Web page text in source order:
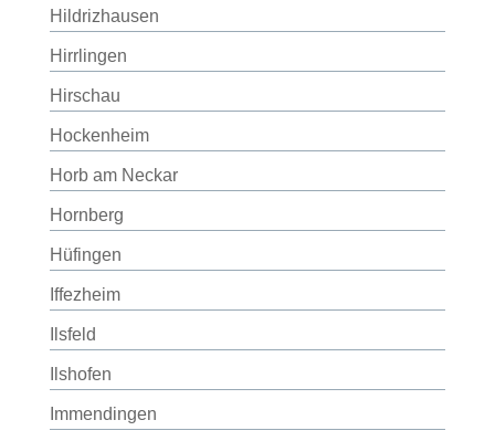
Hildrizhausen
Hirrlingen
Hirschau
Hockenheim
Horb am Neckar
Hornberg
Hüfingen
Iffezheim
Ilsfeld
Ilshofen
Immendingen